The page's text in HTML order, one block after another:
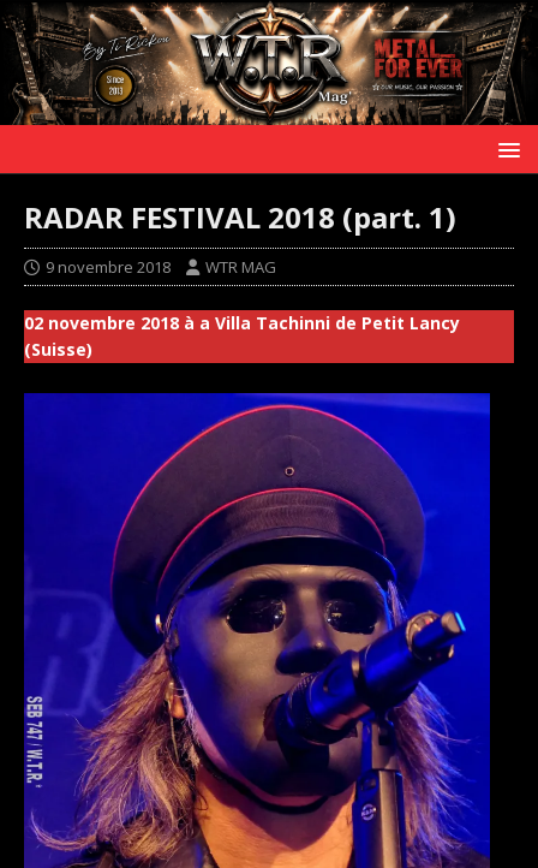
RADAR FESTIVAL 2018 (part. 1)
9 novembre 2018 WTR MAG
02 novembre 2018 à a Villa Tachinni de Petit Lancy
(Suisse)